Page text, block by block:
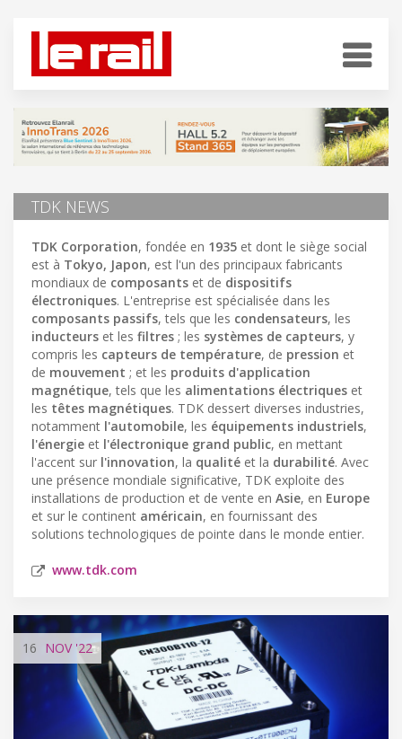
TDK NEWS
TDK Corporation, fondée en 1935 et dont le siège social
est à Tokyo, Japon, est l'un des principaux fabricants
mondiaux de composants et de dispositifs
électroniques. L'entreprise est spécialisée dans les
composants passifs, tels que les condensateurs, les
inducteurs et les filtres ; les systèmes de capteurs, y
compris les capteurs de température, de pression et
de mouvement ; et les produits d'application
magnétique, tels que les alimentations électriques et
les têtes magnétiques. TDK dessert diverses industries,
notamment l'automobile, les équipements industriels,
l'énergie et l'électronique grand public, en mettant
l'accent sur l'innovation, la qualité et la durabilité. Avec
une présence mondiale significative, TDK exploite des
installations de production et de vente en Asie, en Europe
et sur le continent américain, en fournissant des
solutions technologiques de pointe dans le monde entier.
www.tdk.com
16 NOV'22